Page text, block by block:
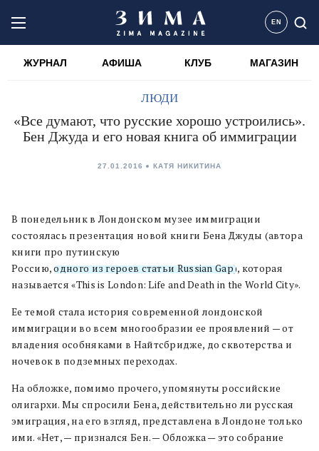
EN
ЖУРНАЛ АФИША КЛУБ МАГАЗИН
ЛЮДИ
«Все думают, что русские хорошо устроились».
Бен Джуда и его новая книга об иммиграции
27.01.2016 КАТЯ НИКИТИНА
В понедельник в Лондонском музее иммиграции
состоялась презентация новой книги Бена Джуды (автора
книги про путинскую
Россию,одного из героев статьи Russian Gap), которая
называется «This is London: Life and Death in the World City».
Ее темой стала история современной лондонской
иммиграции во всем многообразии ее проявлений — от
владения особняками в Найтсбридже, до сквотерства и
ночевок в подземных переходах.
На обложке, помимо прочего, упомянуты российские
олигархи. Мы спросили Бена, действительно ли русская
эмиграция, на его взгляд, представлена в Лондоне только
ими. «Нет, — признался Бен. — Обложка — это собрание